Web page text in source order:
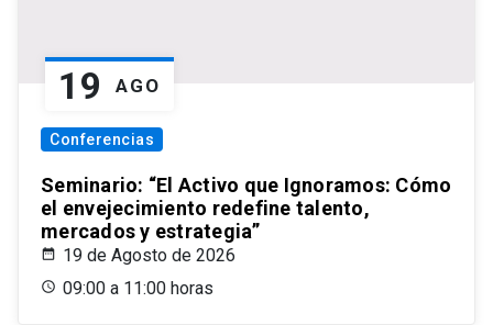
19 AGO
Conferencias
Seminario: “El Activo que Ignoramos: Cómo
el envejecimiento redefine talento,
mercados y estrategia”
19 de Agosto de 2026
09:00 a 11:00 horas